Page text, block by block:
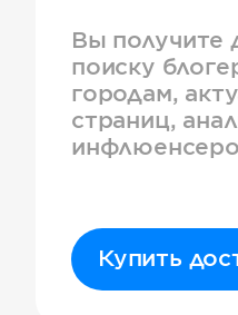
Вы получите
поиску
городам,
страниц,
Купить